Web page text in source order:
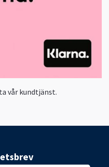
vår kundtjänst.